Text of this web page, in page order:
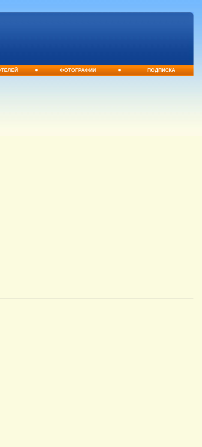
• ФОТОГРАФИИ • ПОДПИСКА